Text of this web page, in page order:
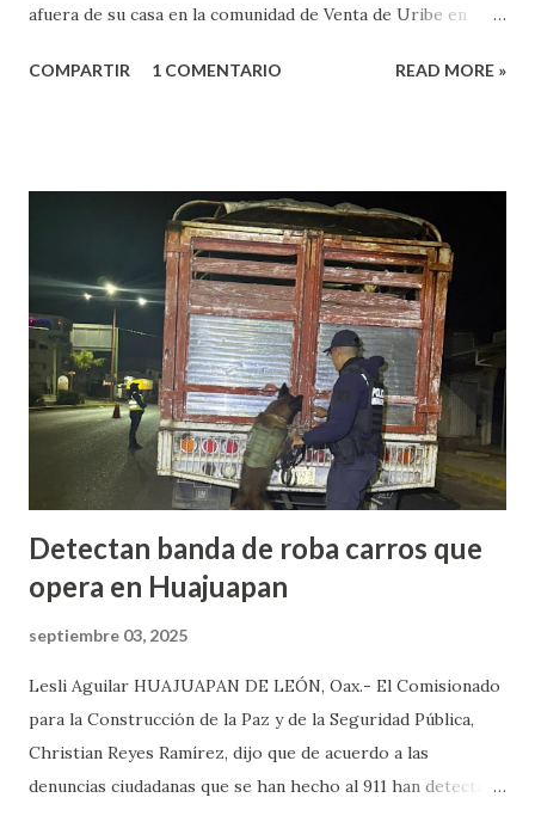
afuera de su casa en la comunidad de Venta de Uribe en
el que tome protesta para poder concluir el gobierno
día, quien sacó un arma de fuego y disparo contra él, por lo
que las lesiones provocadas por este ataque armado
originaron que el edil perdiera la vida en el lugar. Además,
el presidente municipal el 6 de mayo venía viajando sobre la
carretera Huajuapan-Puebla a la altura del municipio de
Petlalcingo , Puebla, cuando sujetos fuertemente armados
lo bajaron de sus camioneta y los secuestraron con fines de
extorsión, donde le pedían una can...
COMPARTIR 1 COMENTARIO READ MORE »
Detectan banda de roba carros que
opera en Huajuapan
septiembre 03, 2025
Lesli Aguilar HUAJUAPAN DE LEÓN, Oax.- El Comisionado
para la Construcción de la Paz y de la Seguridad Pública,
Christian Reyes Ramírez, dijo que de acuerdo a las
denuncias ciudadanas que se han hecho al 911 han detectado